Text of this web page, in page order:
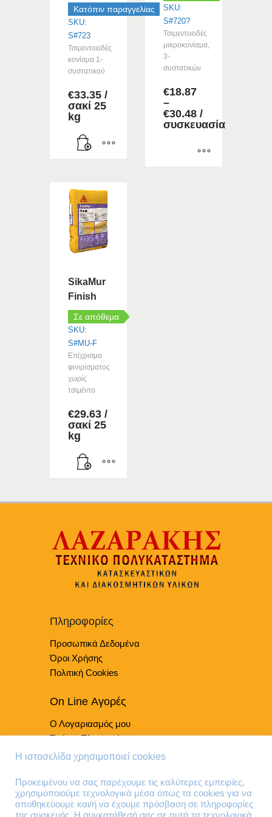
προϊόντος
Κατόπιν παραγγελίας
SKU:
S#723
Τσιμεντοειδές
κονίαμα 1-
συστατικού
€33.35 /
σακί 25
kg
SKU:
S#720?
Τσιμεντοειδές
μικροκονίαμα,
3-
συστατικών
€18.87
–
€30.48Price
range:
through
/
συσκευασία
SikaMur
Finish
Σε απόθεμα
SKU:
S#MU-F
Επίχρισμα
φινιρίσματος
χωρίς
τσιμέντο
€29.63 /
σακί 25
kg
Πληροφορίες
Προσωπικά Δεδομένα
Όροι Χρήσης
Πολιτική Cookies
On Line Αγορές
Ο Λογαριασμός μου
Τρόποι Πληρωμής
Τρόποι Παράδοσης
Τηλέφωνα Επικοινωνίας
Η ιστοσελίδα χρησιμοποιεί cookies
Προκειμένου να σας παρέχουμε τις καλύτερες εμπειρίες,
χρησιμοποιούμε τεχνολογικά μέσα όπως τα cookies για να
αποθηκεύουμε και/ή να έχουμε πρόσβαση σε πληροφορίες